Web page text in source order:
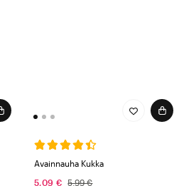
Avainnauha Kukka
5,09 €
5,99 €